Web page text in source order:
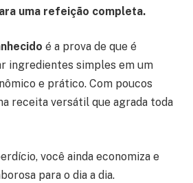
uma refeição completa.
é a prova de que é
ingredientes simples em um
e prático. Com poucos
receita versátil que agrada toda
você ainda economiza e
para o dia a dia.